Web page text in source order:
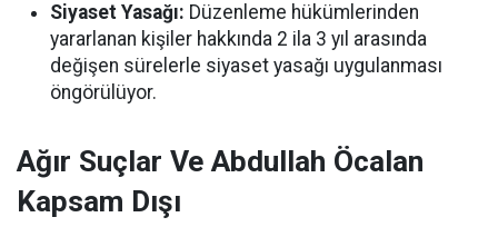
Siyaset Yasağı: Düzenleme hükümlerinden
yararlanan kişiler hakkında 2 ila 3 yıl arasında
değişen sürelerle siyaset yasağı uygulanması
öngörülüyor.
Ağır Suçlar Ve Abdullah Öcalan
Kapsam Dışı